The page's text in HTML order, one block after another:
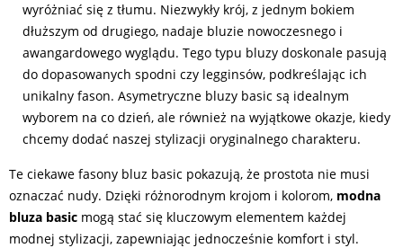
wyróżniać się z tłumu. Niezwykły krój, z jednym bokiem
dłuższym od drugiego, nadaje bluzie nowoczesnego i
awangardowego wyglądu. Tego typu bluzy doskonale pasują
do dopasowanych spodni czy legginsów, podkreślając ich
unikalny fason. Asymetryczne bluzy basic są idealnym
wyborem na co dzień, ale również na wyjątkowe okazje, kiedy
chcemy dodać naszej stylizacji oryginalnego charakteru.
Te ciekawe fasony bluz basic pokazują, że prostota nie musi
oznaczać nudy. Dzięki różnorodnym krojom i kolorom, modna
bluza basic mogą stać się kluczowym elementem każdej
modnej stylizacji, zapewniając jednocześnie komfort i styl.